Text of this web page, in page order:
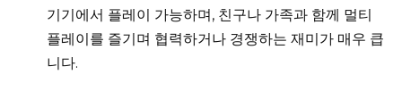
기기에서 플레이 가능하며, 친구나 가족과 함께 멀티
플레이를 즐기며 협력하거나 경쟁하는 재미가 매우 큽
니다.